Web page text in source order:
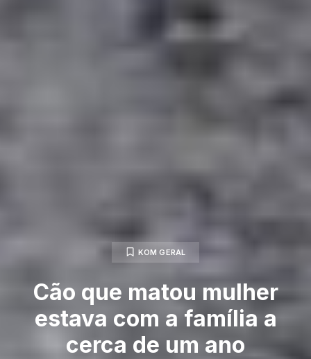
KOM GERAL
Cão que matou mulher
estava com a família a
cerca de um ano